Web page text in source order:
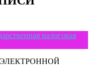
налоговая